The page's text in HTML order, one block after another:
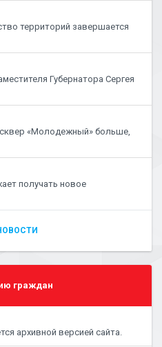
территорий завершается
Губернатора Сергея
«Молодежный» больше,
получать новое
граждан
архивной версией сайта.